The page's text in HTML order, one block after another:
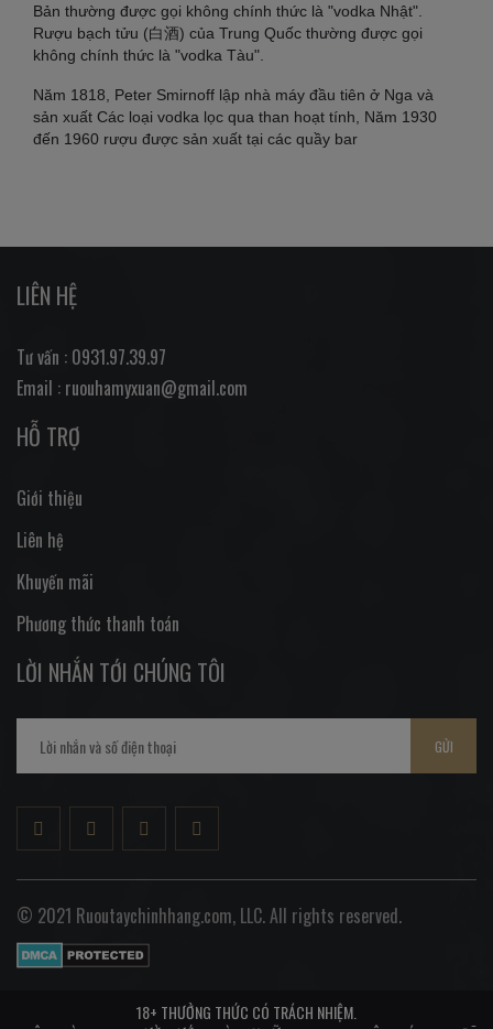
Bản thường được gọi không chính thức là "vodka Nhật".
Rượu bạch tửu (白酒) của Trung Quốc thường được gọi
không chính thức là "vodka Tàu".
Năm 1818, Peter Smirnoff lập nhà máy đầu tiên ở Nga và
sản xuất Các loại vodka lọc qua than hoạt tính, Năm 1930
đến 1960 rượu được sản xuất tại các quầy bar
LIÊN HỆ
Tư vấn : 0931.97.39.97
Email : ruouhamyxuan@gmail.com
HỖ TRỢ
Giới thiệu
Liên hệ
Khuyến mãi
Phương thức thanh toán
LỜI NHẮN TỚI CHÚNG TÔI
GỬI
© 2021 Ruoutaychinhhang.com, LLC. All rights reserved.
18+ THƯỞNG THỨC CÓ TRÁCH NHIỆM.